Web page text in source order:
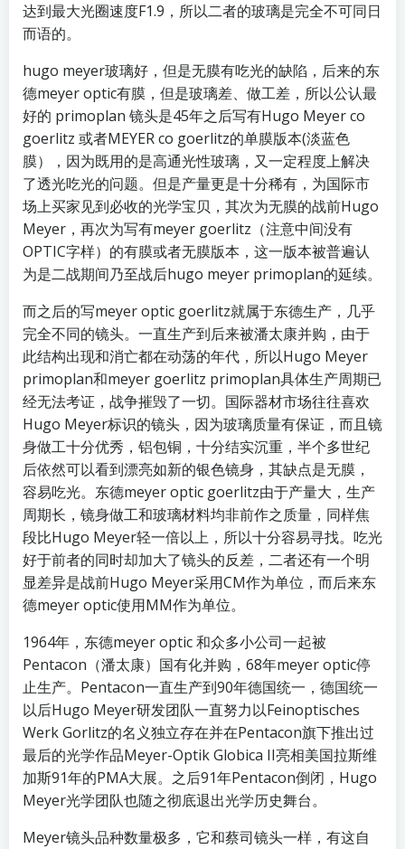
达到最大光圈速度F1.9，所以二者的玻璃是完全不可同日
而语的。
hugo meyer玻璃好，但是无膜有吃光的缺陷，后来的东
德meyer optic有膜，但是玻璃差、做工差，所以公认最
好的 primoplan 镜头是45年之后写有Hugo Meyer co
goerlitz 或者MEYER co goerlitz的单膜版本(淡蓝色
膜），因为既用的是高通光性玻璃，又一定程度上解决
了透光吃光的问题。但是产量更是十分稀有，为国际市
场上买家见到必收的光学宝贝，其次为无膜的战前Hugo
Meyer，再次为写有meyer goerlitz（注意中间没有
OPTIC字样）的有膜或者无膜版本，这一版本被普遍认
为是二战期间乃至战后hugo meyer primoplan的延续。
而之后的写meyer optic goerlitz就属于东德生产，几乎
完全不同的镜头。一直生产到后来被潘太康并购，由于
此结构出现和消亡都在动荡的年代，所以Hugo Meyer
primoplan和meyer goerlitz primoplan具体生产周期已
经无法考证，战争摧毁了一切。国际器材市场往往喜欢
Hugo Meyer标识的镜头，因为玻璃质量有保证，而且镜
身做工十分优秀，铝包铜，十分结实沉重，半个多世纪
后依然可以看到漂亮如新的银色镜身，其缺点是无膜，
容易吃光。东德meyer optic goerlitz由于产量大，生产
周期长，镜身做工和玻璃材料均非前作之质量，同样焦
段比Hugo Meyer轻一倍以上，所以十分容易寻找。吃光
好于前者的同时却加大了镜头的反差，二者还有一个明
显差异是战前Hugo Meyer采用CM作为单位，而后来东
德meyer optic使用MM作为单位。
1964年，东德meyer optic 和众多小公司一起被
Pentacon（潘太康）国有化并购，68年meyer optic停
止生产。Pentacon一直生产到90年德国统一，德国统一
以后Hugo Meyer研发团队一直努力以Feinoptisches
Werk Gorlitz的名义独立存在并在Pentacon旗下推出过
最后的光学作品Meyer-Optik Globica II亮相美国拉斯维
加斯91年的PMA大展。之后91年Pentacon倒闭，Hugo
Meyer光学团队也随之彻底退出光学历史舞台。
Meyer镜头品种数量极多，它和蔡司镜头一样，有这自